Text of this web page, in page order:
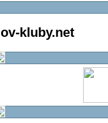
ov-kluby.net